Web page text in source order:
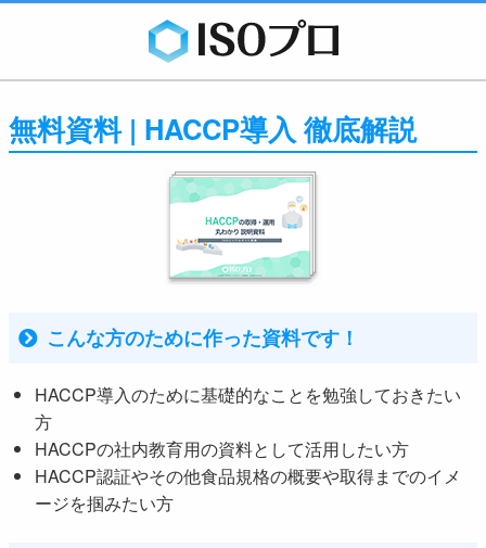
無料資料 | HACCP導入 徹底解説
こんな方のために作った資料です！
HACCP導入のために基礎的なことを勉強しておきたい
方
HACCPの社内教育用の資料として活用したい方
HACCP認証やその他食品規格の概要や取得までのイメ
ージを掴みたい方